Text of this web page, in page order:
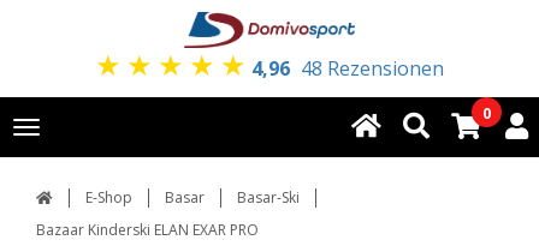
★ ★ ★ ★ ★ 4,96 48 Rezensionen
Toggle
navigation
0
E-Shop Basar
Basar-Ski
Bazaar Kinderski ELAN EXAR PRO